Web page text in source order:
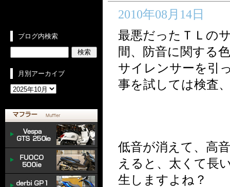
ブログ内検索
月別アーカイブ
2010年08月14日
最悪だったＴＬの
間、防音に関する
サイレンサーを引
事を試しては検査
低音が消えて、高
えると、太くて長
生しますよね？